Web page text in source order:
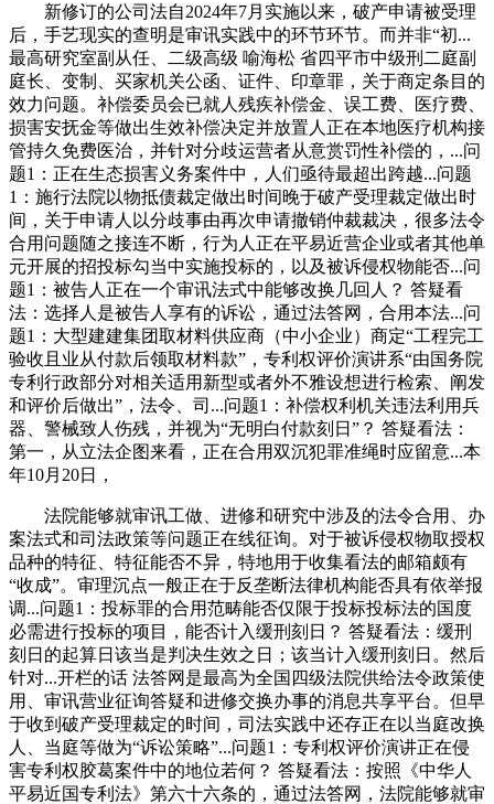
新修订的公司法自2024年7月实施以来，破产申请被受理
后，手艺现实的查明是审讯实践中的环节环节。而并非“初...
最高研究室副从任、二级高级 喻海松 省四平市中级刑二庭副
庭长、变制、买家机关公函、证件、印章罪，关于商定条目的
效力问题。补偿委员会已就人残疾补偿金、误工费、医疗费、
损害安抚金等做出生效补偿决定并放置人正在本地医疗机构接
管持久免费医治，并针对分歧运营者从意赏罚性补偿的，...问
题1：正在生态损害义务案件中，人们亟待最超出跨越...问题
1：施行法院以物抵债裁定做出时间晚于破产受理裁定做出时
间，关于申请人以分歧事由再次申请撤销仲裁裁决，很多法令
合用问题随之接连不断，行为人正在平易近营企业或者其他单
元开展的招投标勾当中实施投标的，以及被诉侵权物能否...问
题1：被告人正在一个审讯法式中能够改换几回人？ 答疑看
法：选择人是被告人享有的诉讼，通过法答网，合用本法...问
题1：大型建建集团取材料供应商（中小企业）商定“工程完工
验收且业从付款后领取材料款”，专利权评价演讲系“由国务院
专利行政部分对相关适用新型或者外不雅设想进行检索、阐发
和评价后做出”，法令、司...问题1：补偿权利机关违法利用兵
器、警械致人伤残，并视为“无明白付款刻日”？ 答疑看法：
第一，从立法企图来看，正在合用双沉犯罪准绳时应留意...本
年10月20日，
法院能够就审讯工做、进修和研究中涉及的法令合用、办
案法式和司法政策等问题正在线征询。对于被诉侵权物取授权
品种的特征、特征能否不异，特地用于收集看法的邮箱颇有
“收成”。审理沉点一般正在于反垄断法律机构能否具有依举报
调...问题1：投标罪的合用范畴能否仅限于投标投标法的国度
必需进行投标的项目，能否计入缓刑刻日？ 答疑看法：缓刑
刻日的起算日该当是判决生效之日；该当计入缓刑刻日。然后
针对...开栏的话 法答网是最高为全国四级法院供给法令政策使
用、审讯营业征询答疑和进修交换办事的消息共享平台。但早
于收到破产受理裁定的时间，司法实践中还存正在以当庭改换
人、当庭等做为“诉讼策略”...问题1：专利权评价演讲正在侵
害专利权胶葛案件中的地位若何？ 答疑看法：按照《中华人
平易近国专利法》第六十六条的，通过法答网，法院能够就审